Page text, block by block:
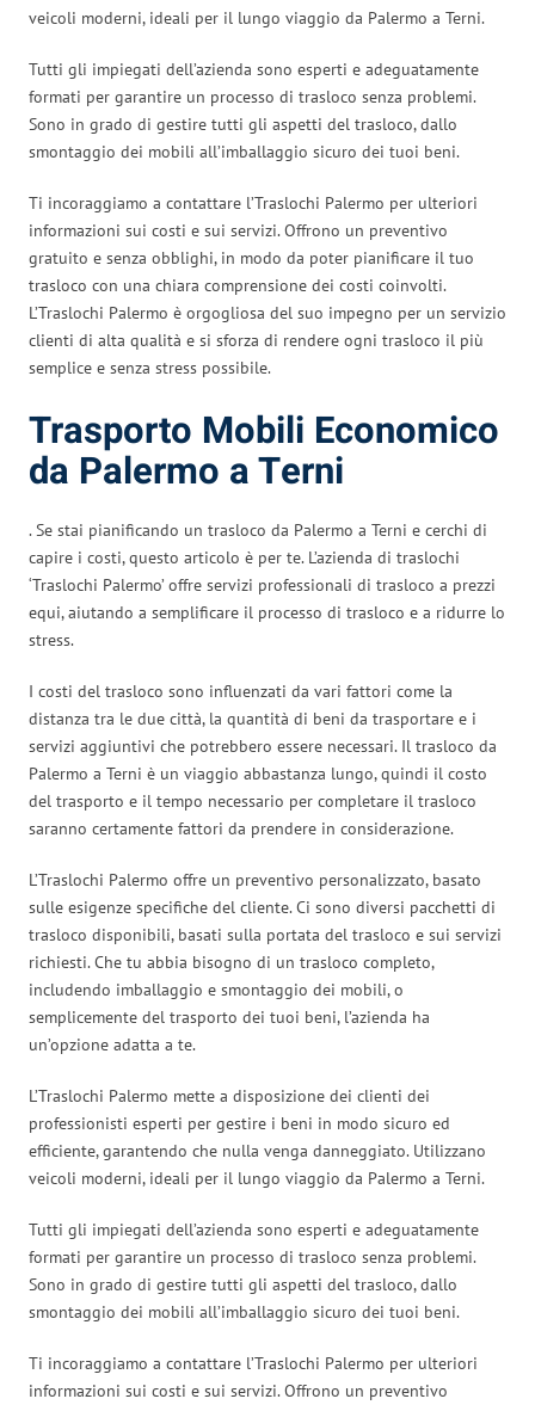
veicoli moderni, ideali per il lungo viaggio da Palermo a Terni.
Tutti gli impiegati dell’azienda sono esperti e adeguatamente
formati per garantire un processo di trasloco senza problemi.
Sono in grado di gestire tutti gli aspetti del trasloco, dallo
smontaggio dei mobili all’imballaggio sicuro dei tuoi beni.
Ti incoraggiamo a contattare l’Traslochi Palermo per ulteriori
informazioni sui costi e sui servizi. Offrono un preventivo
gratuito e senza obblighi, in modo da poter pianificare il tuo
trasloco con una chiara comprensione dei costi coinvolti.
L’Traslochi Palermo è orgogliosa del suo impegno per un servizio
clienti di alta qualità e si sforza di rendere ogni trasloco il più
semplice e senza stress possibile.
Trasporto Mobili Economico
da Palermo a Terni
. Se stai pianificando un trasloco da Palermo a Terni e cerchi di
capire i costi, questo articolo è per te. L’azienda di traslochi
‘Traslochi Palermo’ offre servizi professionali di trasloco a prezzi
equi, aiutando a semplificare il processo di trasloco e a ridurre lo
stress.
I costi del trasloco sono influenzati da vari fattori come la
distanza tra le due città, la quantità di beni da trasportare e i
servizi aggiuntivi che potrebbero essere necessari. Il trasloco da
Palermo a Terni è un viaggio abbastanza lungo, quindi il costo
del trasporto e il tempo necessario per completare il trasloco
saranno certamente fattori da prendere in considerazione.
L’Traslochi Palermo offre un preventivo personalizzato, basato
sulle esigenze specifiche del cliente. Ci sono diversi pacchetti di
trasloco disponibili, basati sulla portata del trasloco e sui servizi
richiesti. Che tu abbia bisogno di un trasloco completo,
includendo imballaggio e smontaggio dei mobili, o
semplicemente del trasporto dei tuoi beni, l’azienda ha
un’opzione adatta a te.
L’Traslochi Palermo mette a disposizione dei clienti dei
professionisti esperti per gestire i beni in modo sicuro ed
efficiente, garantendo che nulla venga danneggiato. Utilizzano
veicoli moderni, ideali per il lungo viaggio da Palermo a Terni.
Tutti gli impiegati dell’azienda sono esperti e adeguatamente
formati per garantire un processo di trasloco senza problemi.
Sono in grado di gestire tutti gli aspetti del trasloco, dallo
smontaggio dei mobili all’imballaggio sicuro dei tuoi beni.
Ti incoraggiamo a contattare l’Traslochi Palermo per ulteriori
informazioni sui costi e sui servizi. Offrono un preventivo